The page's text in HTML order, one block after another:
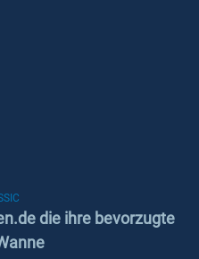
die ihre bevorzugte